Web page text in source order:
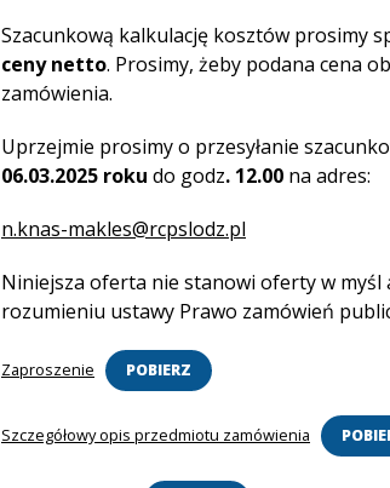
Szacunkową kalkulację kosztów prosimy
cenynetto. Prosimy, żeby podana cena
zamówienia.
Uprzejmie prosimy o przesyłanie
06.03.2025 roku do godz. 12.00 na adres:
n.knas-makles@rcpslodz.pl
w
nowej
Niniejsza oferta nie stanowi oferty w myśl
rozumieniu ustawy Prawo zamówień
Zaproszenie POBIERZ
Szczegółowy opis przedmiotu zamówienia